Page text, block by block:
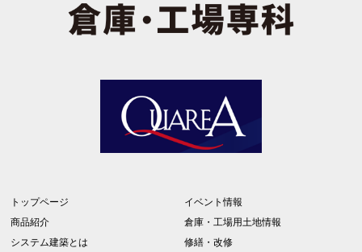
トップページ
商品紹介
システム建築とは
イベント情報
倉庫・工場用土地情報
修繕・改修